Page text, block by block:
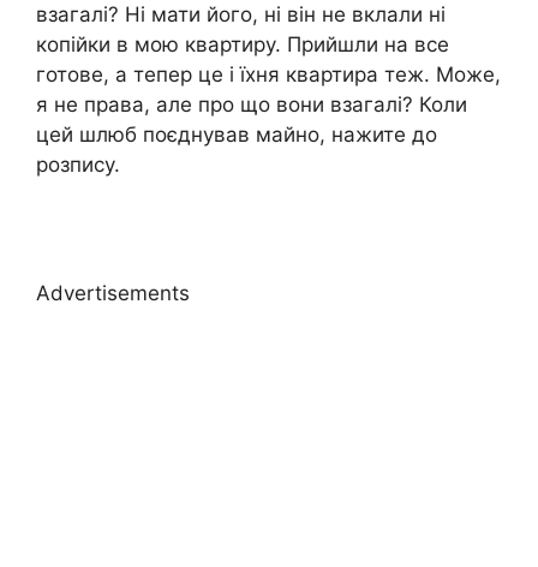
взагалі? Ні мати його, ні він не вклали ні
копійки в мою квартиру. Прийшли на все
готове, а тепер це і їхня квартира теж. Може,
я не права, але про що вони взагалі? Коли
цей шлюб поєднував майно, нажите до
розпису.
Advertisements